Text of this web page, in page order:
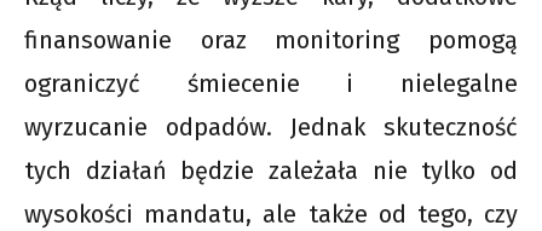
finansowanie oraz monitoring pomogą
ograniczyć śmiecenie i nielegalne
wyrzucanie odpadów. Jednak skuteczność
tych działań będzie zależała nie tylko od
wysokości mandatu, ale także od tego, czy